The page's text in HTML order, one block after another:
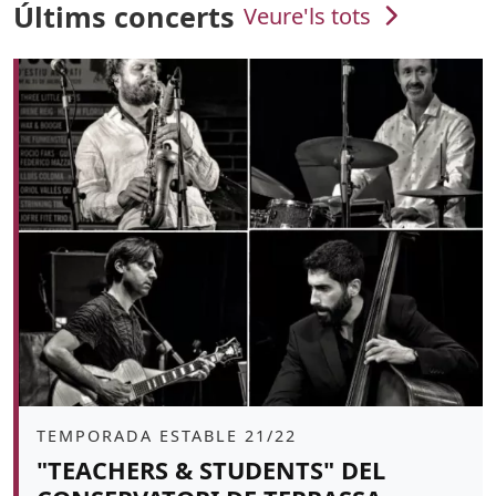
Últims concerts Veure'ls tots
Àmbit
TEMPORADA ESTABLE 21/22
"TEACHERS & STUDENTS" DEL